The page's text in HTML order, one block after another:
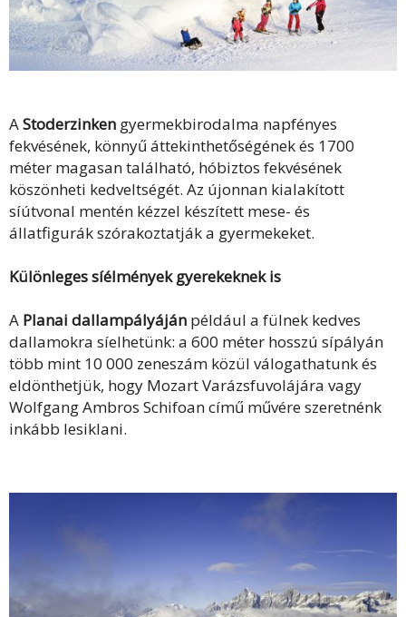
AStoderzinken gyermekbirodalma napfényes
fekvésének, könnyű áttekinthetőségének és 1700
méter magasan található, hóbiztos fekvésének
köszönheti kedveltségét. Az újonnan kialakított
síútvonal mentén kézzel készített mese- és
állatfigurák szórakoztatják a gyermekeket.
Különleges síélmények gyerekeknek is
A Planai dallampályáján például a fülnek kedves
dallamokra síelhetünk: a 600 méter hosszú sípályán
több mint 10 000 zeneszám közül válogathatunk és
eldönthetjük, hogy Mozart Varázsfuvolájára vagy
Wolfgang Ambros Schifoan című művére szeretnénk
inkább lesiklani.